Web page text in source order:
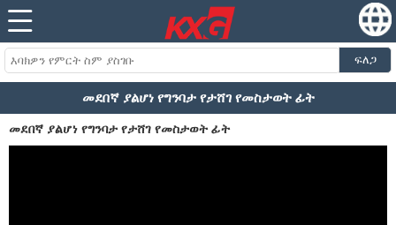
ፍለጋ
መደበኛ ያልሆነ የግንባታ የታሸገ የመስታወት ፊት
መደበኛ ያልሆነ የግንባታ የታሸገ የመስታወት ፊት